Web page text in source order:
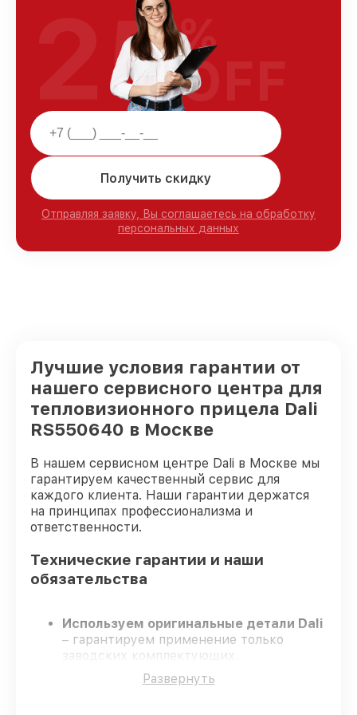
Получить скидку
Отправляя заявку, Вы соглашаетесь на обработку
персональных данных
25%
OFF
Лучшие условия гарантии от
нашего сервисного центра для
тепловизионного прицела Dali
RS550640 в Москве
В нашем сервисном центре Dali в Москве мы
гарантируем качественный сервис для
каждого клиента. Наши гарантии держатся
на принципах профессионализма и
ответственности.
Технические гарантии и наши
обязательства
Используем оригинальные детали Dali
– гарантируем применение только
заводских комплектующих.
Квалифицированные инженеры
проходят строгий отбор, что
Развернуть